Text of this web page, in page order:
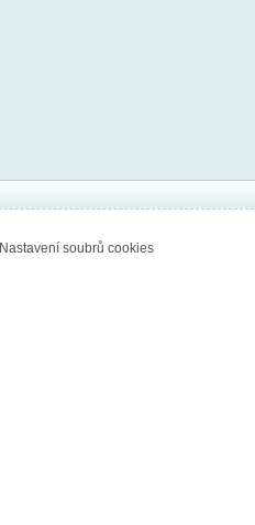
Nastavení soubrů cookies